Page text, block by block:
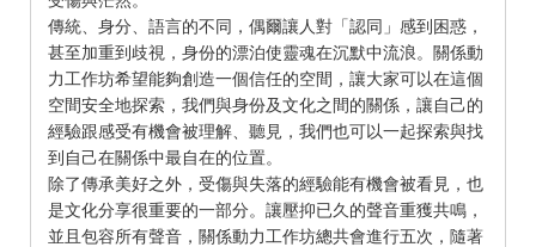
傳統、身分、語言的不同，偶爾讓人對「認同」感到困惑，
甚至加重到歧視，身份的漂泊使靈魂在沉默中流浪。關係動
力工作坊希望能夠創造一個信任的空間，讓大家可以在這個
空間安全地探索，我們與身份及文化之間的關係，讓自己的
經驗跟感受有機會被理解、聽見，我們也可以一起探索與找
到自己在關係中最自在的位置。
除了傳承美好之外，受傷與失落的經驗能有機會被看見，也
是文化分享很重要的一部分。讓壓抑已久的聲音重獲共鳴，
並且包容所有聲音，關係動力工作坊總共會進行五次，隨著